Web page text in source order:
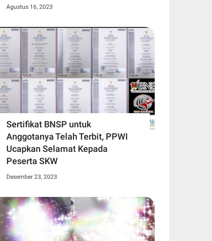
Agustus 16, 2023
Sertifikat BNSP untuk
Anggotanya Telah Terbit, PPWI
Ucapkan Selamat Kepada
Peserta SKW
Desember 23, 2023